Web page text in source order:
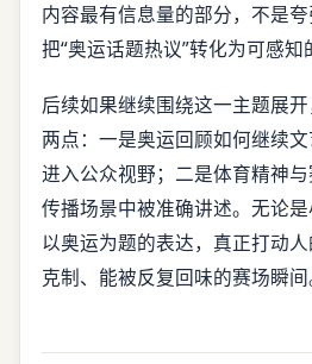
内容最有信息量的部分，不是
把“奥运话题热议”转化为可感知
后续如果继续围绕这一主题展
两点：一是奥运回顾如何继续
进入公众视野；二是体育精神
传播场景中被准确讲述。无论
以奥运为题的表达，真正打动人
克制、能被反复回味的赛场瞬间